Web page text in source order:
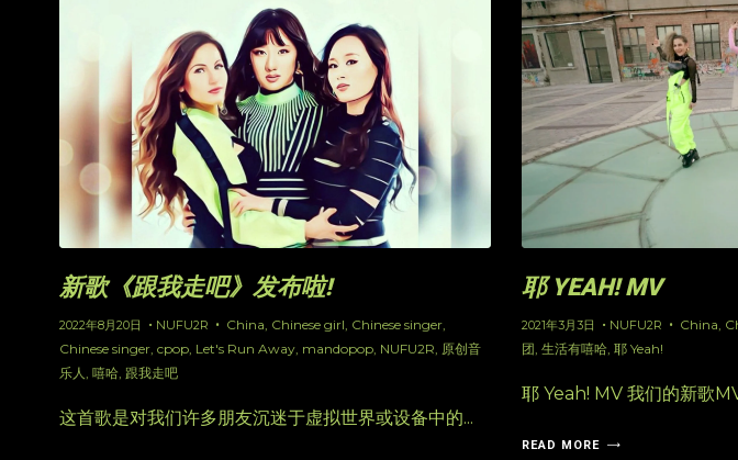
新歌《跟我走吧》发布啦!
2022年8月20日 NUFU2R China Chinese girl Chinese singer,
Chinese singer, cpop, Let's Run Away, mandopop, NUFU2R 原创音
乐人 嘻哈 跟我走吧
这首歌是对我们许多朋友沉迷于虚拟世界或设备中的...
耶 YEAH! MV
2021年3月3日 NUFU2R China
团 ,生活有嘻哈 ,耶 Yeah!
耶 Yeah! MV 我们的新歌
READ MORE